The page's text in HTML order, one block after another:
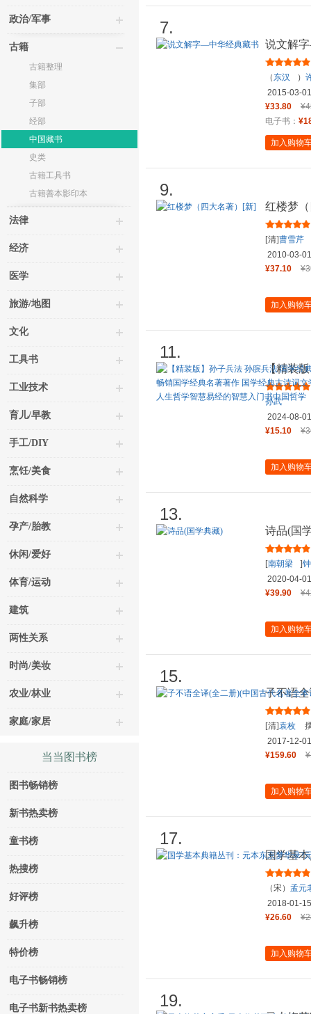
政治/军事
古籍
古籍整理
集部
子部
经部
中国藏书
史类
古籍工具书
古籍善本影印本
法律
经济
医学
旅游/地图
文化
工具书
工业技术
育儿/早教
手工/DIY
烹饪/美食
自然科学
孕产/胎教
休闲/爱好
体育/运动
建筑
两性关系
时尚/美妆
农业/林业
家庭/家居
当当图书榜
图书畅销榜
新书热卖榜
童书榜
热搜榜
好评榜
飙升榜
特价榜
电子书畅销榜
电子书新书热卖榜
7.
说文解
（东汉 ）
2015-03-01
¥33.80
电子书：
加入购物
9.
红楼梦
[清]曹雪芹
2010-03-01
¥37.10
加入购物
11.
【精装
本丛书
孙武
2024-08-01
¥15.10
加入购物
13.
诗品(国
[南朝梁 ]
校
2020-04-01
¥39.90
加入购物
15.
子不语
注丛书)
[清]袁枚
2017-12-01
¥159.60
加入购物
17.
国学基
三辅黄图
（宋） 孟元
2018-01-15
¥26.60
加入购物
19.